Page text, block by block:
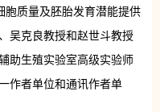
胞质量及胚胎发育潜能提供
吴克良教授和赵世斗教授
助生殖实验室高级实验师
作者单位和通讯作者单